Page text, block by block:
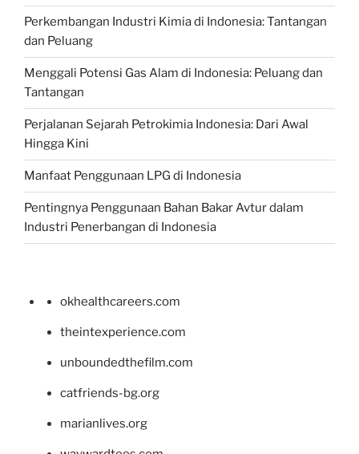
Perkembangan Industri Kimia di Indonesia: Tantangan
dan Peluang
Menggali Potensi Gas Alam di Indonesia: Peluang dan
Tantangan
Perjalanan Sejarah Petrokimia Indonesia: Dari Awal
Hingga Kini
Manfaat Penggunaan LPG di Indonesia
Pentingnya Penggunaan Bahan Bakar Avtur dalam
Industri Penerbangan di Indonesia
okhealthcareers.com
theintexperience.com
unboundedthefilm.com
catfriends-bg.org
marianlives.org